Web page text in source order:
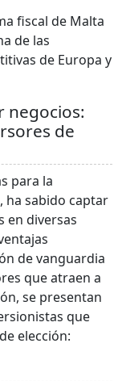
fiscal de Malta
de las
de Europa y
negocios:
de
para la
ha sabido captar
en diversas
de vanguardia
que atraen a
se presentan
que
elección: